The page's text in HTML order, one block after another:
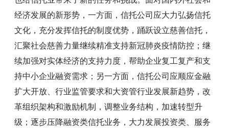
经济发展的新形势，一方面，信托公司应大力弘扬信托
文化，充分发挥信托的制度优势，踊跃设立慈善信托，
汇聚社会慈善力量继续精准支持新冠肺炎疫情防控；继
续加强对实体经济的支持力度，帮助企业复工复产和支
持中小企业融资需求；另一方面，信托公司应顺应金融
扩大开放、行业监管要求和大资管行业发展新趋势，改
革组织架构和激励机制，调整业务结构，加速转型升
级；逐步压降融资类信托业务，大力发展投资类、服务